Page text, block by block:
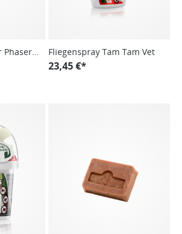
Phaser,
Fliegenspray Tam Tam Vet
23,45 €*